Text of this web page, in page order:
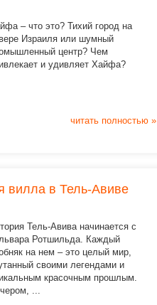
– что это? Тихий город на
Израиля или шумный
центр? Чем
и удивляет Хайфа?
читать полностью »
вилла в Тель-Авиве
Тель-Авива начинается с
Ротшильда. Каждый
на нем – это целый мир,
своими легендами и
красочным прошлым.
...